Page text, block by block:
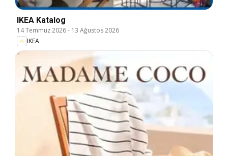
IKEA Katalog
14 Temmuz 2026- 13 Ağustos 2026
IKEA